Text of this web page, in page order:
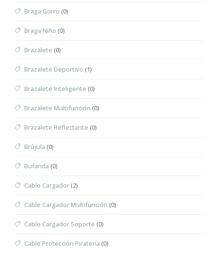
Braga Gorro (0)
Braga Niño (0)
Brazalete (0)
Brazalete Deportivo (1)
Brazalete Inteligente (0)
Brazalete Multifunción (0)
Brazalete Reflectante (0)
Brújula (0)
Bufanda (0)
Cable Cargador(2)
Cable Cargador Multifunción (0)
Cable Cargador Soporte (0)
Cable Protección Piratería (0)